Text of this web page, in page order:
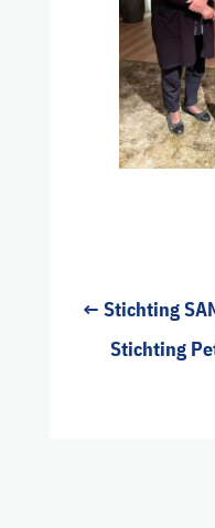
← Stichting
Stichting